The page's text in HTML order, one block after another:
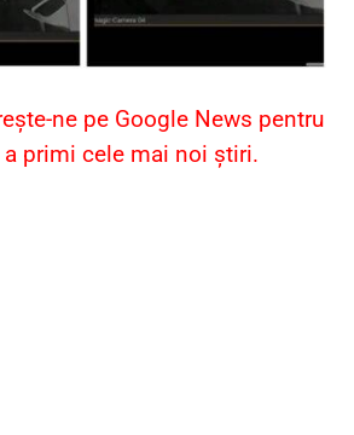
ne pe Google News pentru
a primi cele mai noi știri.